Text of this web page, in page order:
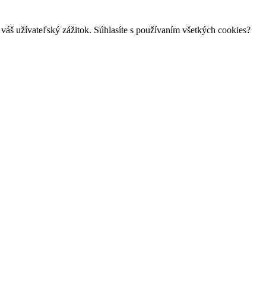
užívateľský zážitok. Súhlasíte s používaním všetkých cookies?